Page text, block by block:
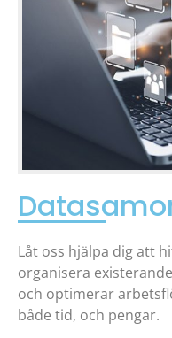
Låt oss hjälpa dig att
organisera
och optimerar
både tid, och pengar.